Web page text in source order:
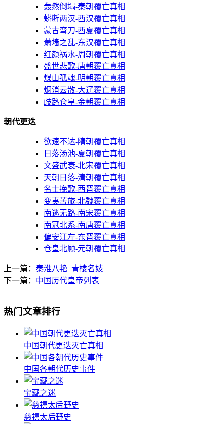
轰然倒塌-秦朝覆亡真相
蟒断两汉-西汉覆亡真相
蒙古弯刀-西夏覆亡真相
萧墙之乱-东汉覆亡真相
红颜祸水-周朝覆亡真相
盛世悲歌-唐朝覆亡真相
煤山孤魂-明朝覆亡真相
烟消云散-大辽覆亡真相
歧路仓皇-金朝覆亡真相
朝代更迭
欲速不达-隋朝覆亡真相
日落汤池-夏朝覆亡真相
文盛武衰-北宋覆亡真相
天朝日落-清朝覆亡真相
名士挽歌-西晋覆亡真相
变夷苦旅-北魏覆亡真相
南逃无路-南宋覆亡真相
南冠北系-南唐覆亡真相
偏安江左-东晋覆亡真相
仓皇北顾-元朝覆亡真相
上一篇： 秦淮八艳_青楼名妓
下一篇： 中国历代皇帝列表
热门文章排行
中国朝代更迭灭亡真相
中国各朝代历史事件
宝藏之迷
慈禧太后野史